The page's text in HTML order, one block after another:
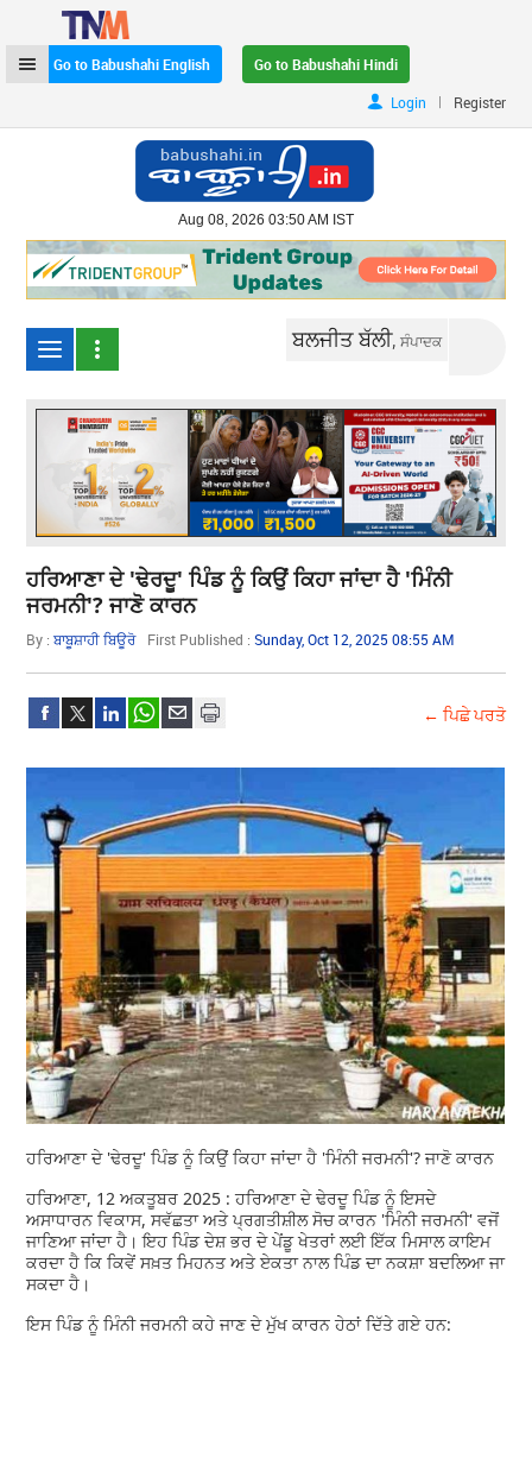
Go to Babushahi English
Go to Babushahi Hindi
Login
| Register
Aug 08, 2026 03:50 AM IST
ਬਲਜੀਤ ਬੱਲੀ,ਸੰਪਾਦਕ
ਹਰਿਆਣਾ ਦੇ 'ਢੇਰਦੂ' ਪਿੰਡ ਨੂੰ ਕਿਉਂ ਕਿਹਾ ਜਾਂਦਾ ਹੈ 'ਮਿੰਨੀ
ਜਰਮਨੀ'? ਜਾਣੋ ਕਾਰਨ
By :ਬਾਬੂਸ਼ਾਹੀ ਬਿਊਰੋ First Published :Sunday, Oct 12, 2025 08:55 AM
← ਪਿਛੇ ਪਰਤੋ
ਹਰਿਆਣਾ ਦੇ 'ਢੇਰਦੂ' ਪਿੰਡ ਨੂੰ ਕਿਉਂ ਕਿਹਾ ਜਾਂਦਾ ਹੈ 'ਮਿੰਨੀ ਜਰਮਨੀ'? ਜਾਣੋ ਕਾਰਨ
ਹਰਿਆਣਾ, 12 ਅਕਤੂਬਰ 2025 : ਹਰਿਆਣਾ ਦੇ ਢੇਰਦੂ ਪਿੰਡ ਨੂੰ ਇਸਦੇ
ਅਸਾਧਾਰਨ ਵਿਕਾਸ, ਸਵੱਛਤਾ ਅਤੇ ਪ੍ਰਗਤੀਸ਼ੀਲ ਸੋਚ ਕਾਰਨ 'ਮਿੰਨੀ ਜਰਮਨੀ' ਵਜੋਂ
ਜਾਣਿਆ ਜਾਂਦਾ ਹੈ। ਇਹ ਪਿੰਡ ਦੇਸ਼ ਭਰ ਦੇ ਪੇਂਡੂ ਖੇਤਰਾਂ ਲਈ ਇੱਕ ਮਿਸਾਲ ਕਾਇਮ
ਕਰਦਾ ਹੈ ਕਿ ਕਿਵੇਂ ਸਖ਼ਤ ਮਿਹਨਤ ਅਤੇ ਏਕਤਾ ਨਾਲ ਪਿੰਡ ਦਾ ਨਕਸ਼ਾ ਬਦਲਿਆ ਜਾ
ਸਕਦਾ ਹੈ।
ਇਸ ਪਿੰਡ ਨੂੰ ਮਿੰਨੀ ਜਰਮਨੀ ਕਹੇ ਜਾਣ ਦੇ ਮੁੱਖ ਕਾਰਨ ਹੇਠਾਂ ਦਿੱਤੇ ਗਏ ਹਨ: